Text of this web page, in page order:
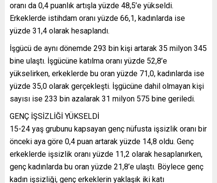
oranı da 0,4 puanlık artışla yüzde 48,5’e yükseldi.
Erkeklerde istihdam oranı yüzde 66,1, kadınlarda ise
yüzde 31,4 olarak hesaplandı.
İşgücü de aynı dönemde 293 bin kişi artarak 35 milyon 345
bine ulaştı. İşgücüne katılma oranı yüzde 52,8’e
yükselirken, erkeklerde bu oran yüzde 71,0, kadınlarda ise
yüzde 35,0 olarak gerçekleşti. İşgücüne dahil olmayan kişi
sayısı ise 233 bin azalarak 31 milyon 575 bine geriledi.
GENÇ İŞSİZLİĞİ YÜKSELDİ
15-24 yaş grubunu kapsayan genç nüfusta işsizlik oranı bir
önceki aya göre 0,4 puan artarak yüzde 14,8 oldu. Genç
erkeklerde işsizlik oranı yüzde 11,2 olarak hesaplanırken,
genç kadınlarda bu oran yüzde 21,8’e ulaştı. Böylece genç
kadın işsizliği, genç erkeklerin yaklaşık iki katı